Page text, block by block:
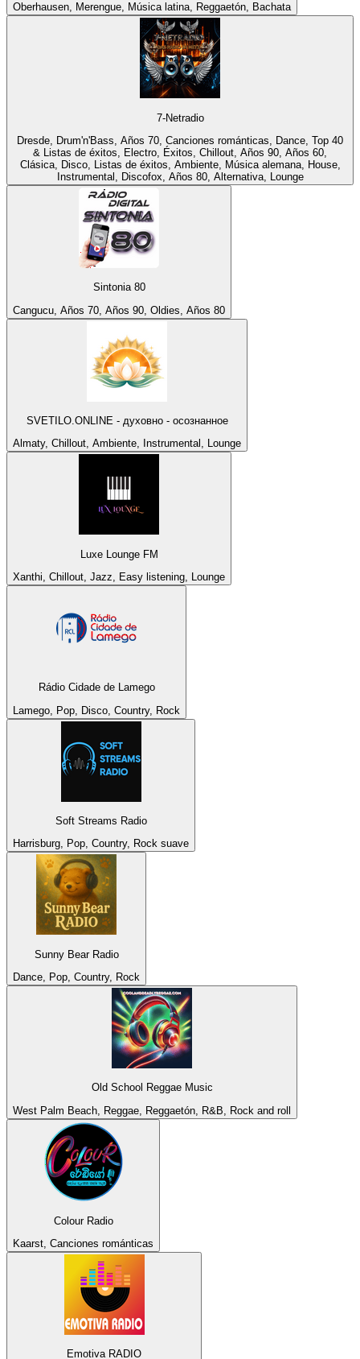
Oberhausen, Merengue, Música latina, Reggaetón, Bachata
7-Netradio
Dresde, Drum'n'Bass, Años 70, Canciones románticas, Dance, Top 40
& Listas de éxitos, Electro, Éxitos, Chillout, Años 90, Años 60,
Clásica, Disco, Listas de éxitos, Ambiente, Música alemana, House,
Instrumental, Discofox, Años 80, Alternativa, Lounge
Sintonia 80
Cangucu, Años 70, Años 90, Oldies, Años 80
SVETILO.ONLINE - духовно - осознанное
Almaty, Chillout, Ambiente, Instrumental, Lounge
Luxe Lounge FM
Xanthi, Chillout, Jazz, Easy listening, Lounge
Rádio Cidade de Lamego
Lamego, Pop, Disco, Country, Rock
Soft Streams Radio
Harrisburg, Pop, Country, Rock suave
Sunny Bear Radio
Dance, Pop, Country, Rock
Old School Reggae Music
West Palm Beach, Reggae, Reggaetón, R&B, Rock and roll
Colour Radio
Kaarst, Canciones románticas
Emotiva RADIO